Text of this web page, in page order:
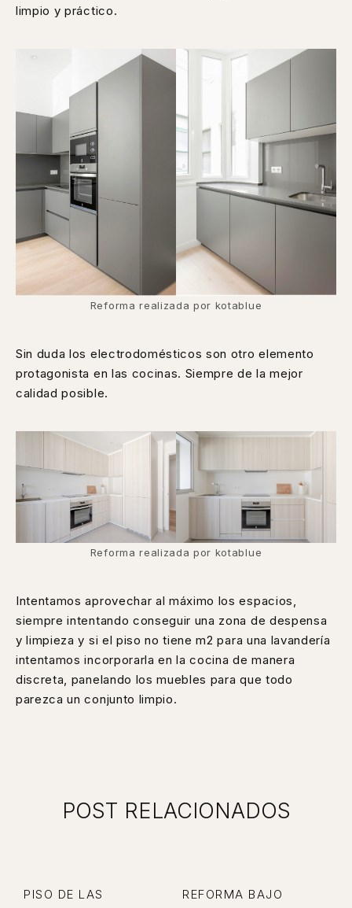
limpio y práctico.
Reforma realizada por kotablue
Sin duda los electrodomésticos son otro elemento
protagonista en las cocinas. Siempre de la mejor
calidad posible.
Reforma realizada por kotablue
Intentamos aprovechar al máximo los espacios,
siempre intentando conseguir una zona de despensa
y limpieza y si el piso no tiene m2 para una lavandería
intentamos incorporarla en la cocina de manera
discreta, panelando los muebles para que todo
parezca un conjunto limpio.
POST RELACIONADOS
PISO DE LAS
REFORMA BAJO